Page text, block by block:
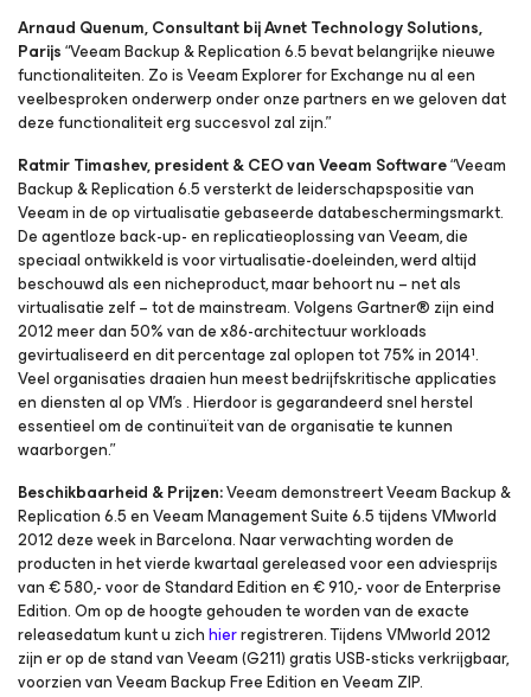
Arnaud Quenum, Consultant bij Avnet Technology Solutions,
Parijs“Veeam Backup & Replication 6.5 bevat belangrijke nieuwe
functionaliteiten. Zo is Veeam Explorer for Exchange nu al een
veelbesproken onderwerp onder onze partners en we geloven dat
deze functionaliteit erg succesvol zal zijn.”
Ratmir Timashev, president & CEO van Veeam Software“Veeam
Backup & Replication 6.5 versterkt de leiderschapspositie van
Veeam in de op virtualisatie gebaseerde databeschermingsmarkt.
De agentloze back-up- en replicatieoplossing van Veeam, die
speciaal ontwikkeld is voor virtualisatie-doeleinden, werd altijd
beschouwd als een nicheproduct, maar behoort nu – net als
virtualisatie zelf – tot de mainstream. Volgens Gartner® zijn eind
2012 meer dan 50% van de x86-architectuur workloads
gevirtualiseerd en dit percentage zal oplopen tot 75% in 2014¹.
Veel organisaties draaien hun meest bedrijfskritische applicaties
en diensten al op VM’s . Hierdoor is gegarandeerd snel herstel
essentieel om de continuïteit van de organisatie te kunnen
waarborgen.”
Beschikbaarheid & Prijzen:Veeam demonstreert Veeam Backup &
Replication 6.5 en Veeam Management Suite 6.5 tijdens VMworld
2012 deze week in Barcelona. Naar verwachting worden de
producten in het vierde kwartaal gereleased voor een adviesprijs
van € 580,- voor de Standard Edition en € 910,- voor de Enterprise
Edition. Om op de hoogte gehouden te worden van de exacte
releasedatum kunt u zichhierregistreren. Tijdens VMworld 2012
zijn er op de stand van Veeam (G211) gratis USB-sticks verkrijgbaar,
voorzien van Veeam Backup Free Edition en Veeam ZIP.